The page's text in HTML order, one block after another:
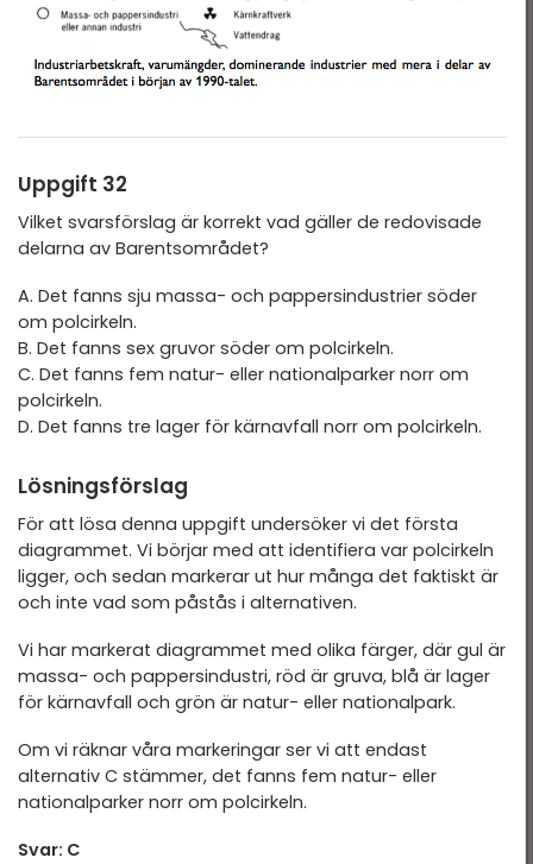
Uppgift 32
Vilket svarsförslag är korrekt vad gäller de redovisade
delarna av Barentsområdet?
A. Det fanns sju massa- och pappersindustrier söder
om polcirkeln.
B. Det fanns sex gruvor söder om polcirkeln.
C. Det fanns fem natur- eller nationalparker norr om
polcirkeln.
D. Det fanns tre lager för kärnavfall norr om polcirkeln.
Lösningsförslag
För att lösa denna uppgift undersöker vi det första
diagrammet. Vi börjar med att identifiera var polcirkeln
ligger, och sedan markerar ut hur många det faktiskt är
och inte vad som påstås i alternativen.
Vi har markerat diagrammet med olika färger, där gul är
massa- och pappersindustri, röd är gruva, blå är lager
för kärnavfall och grön är natur- eller nationalpark.
Om vi räknar våra markeringar ser vi att endast
alternativ C stämmer, det fanns fem natur- eller
nationalparker norr om polcirkeln.
Svar: C